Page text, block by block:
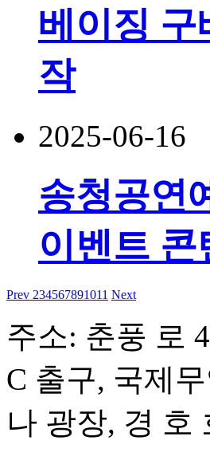
베이징 구
작
2025-06-16
송청공연
이벤트 콘
Prev 234567891011 Next
주소: 춘풍 로
C 출구, 국제
나 광장, 경 호